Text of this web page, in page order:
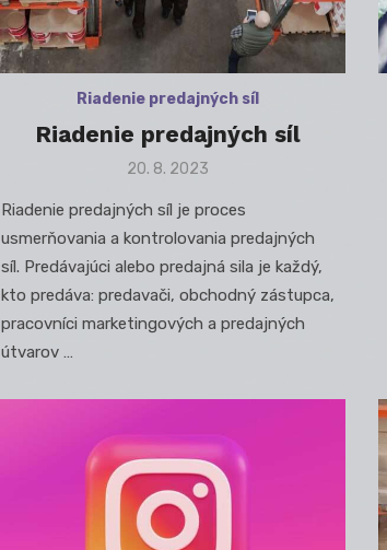
Riadenie predajných síl
Riadenie predajných síl
Posted
20. 8. 2023
Riadenie predajných síl je proces
usmerňovania a kontrolovania predajných
síl. Predávajúci alebo predajná sila je každý,
kto predáva: predavači, obchodný zástupca,
pracovníci marketingových a predajných
útvarov …